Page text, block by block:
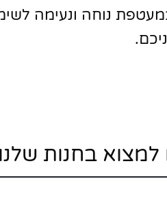
נוחה ונעימה
בחנות שלנו